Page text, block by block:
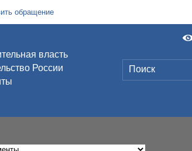
обращение
власть
России